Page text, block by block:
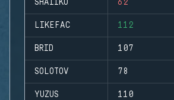
SHAIIKO 62
LIKEFAC 112
BRID 107
SOLOTOV 78
YUZUS 110